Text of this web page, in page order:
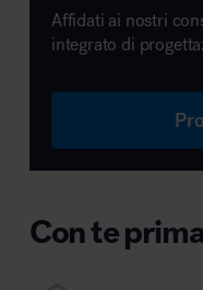
Affidati ai nostri
integrato di
Con te